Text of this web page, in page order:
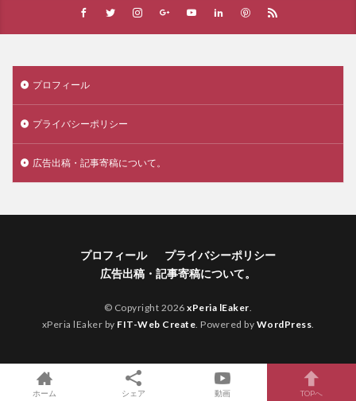
プロフィール
プライバシーポリシー
広告出稿・記事寄稿について。
プロフィール
プライバシーポリシー
広告出稿・記事寄稿について。
© Copyright 2026xPeria lEaker.
xPeria lEaker by FIT-Web Create. Powered by WordPress.
ホーム シェア 動画 TOPへ